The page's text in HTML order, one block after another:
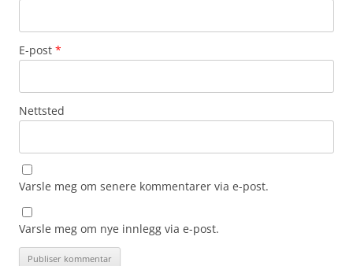
E-post *
Nettsted
Varsle meg om senere kommentarer via e-post.
Varsle meg om nye innlegg via e-post.